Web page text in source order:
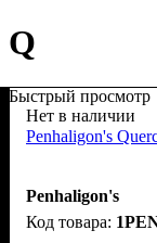
Q
Быстрый просмотр
Нет в наличии
Penhaligon's
Penhaligon's